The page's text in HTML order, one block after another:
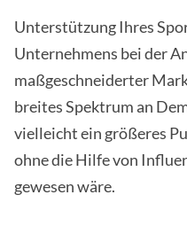
Unterstützung Ihres
Unternehmens bei der
maßgeschneiderter
breites Spektrum an
vielleicht ein größeres
ohne die Hilfe von
gewesen wäre.